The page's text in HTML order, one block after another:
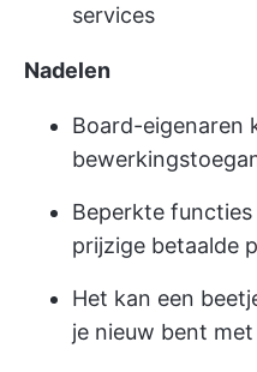
services
Nadelen
Board-eigenaren
Beperkte
prijzige betaalde
Het kan een
je nieuw bent